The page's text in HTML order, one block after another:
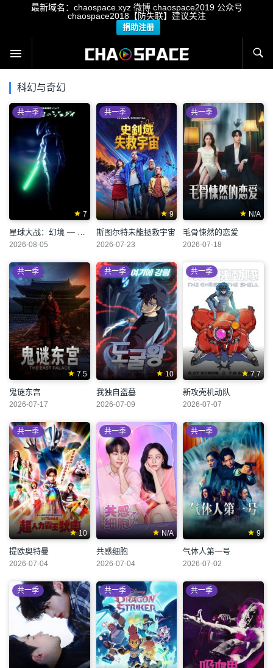
最新域名：chaospace.xyz 微博 chaospace2019 公众号
chaospace2018【防失联】建议关注
捐助注册
科幻与奇幻
7
共一季
星球大战：幻境 — 第九个绝地武士
2026-08-05
9
共一季
斯图尔特未能拯救宇宙
2026-07-23
N/A
共一季
毛骨悚然的恋爱
2026-07-18
7.5
共一季
鬼谜东宫
2026-07-17
10
共一季
我独自盗墓
2026-07-09
7.7
共一季
新攻壳机动队
2026-07-07
10
共一季
提欧奥特曼
2026-07-04
N/A
共一季
共感细胞
2026-07-04
9
共一季
气体人第一号
2026-07-02
共一季 共一季 共一季